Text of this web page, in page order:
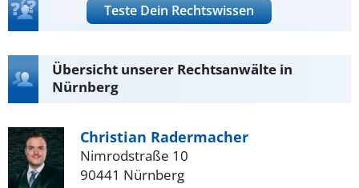
Teste Dein Rechtswissen
Übersicht unserer Rechtsanwälte in
Nürnberg
Christian Radermacher
Nimrodstraße 10
90441 Nürnberg